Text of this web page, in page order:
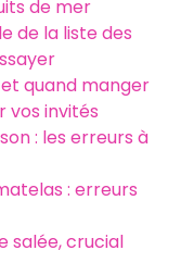
de mer
de la liste des
quand manger
vos invités
: les erreurs à
: erreurs
salée, crucial